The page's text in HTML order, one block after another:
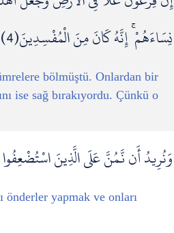
نِسَاءَهُمْ ۚ إِنَّهُ كَانَ مِنَ الْمُفْسِدِينَ(4)
bölmüştü. Onlardan bir
ise sağ bırakıyordu. Çünkü o
وَنُرِيدُ أَن نَّمُنَّ عَلَى الَّذِينَ اسْتُضْعِفُوا
yapmak ve onları